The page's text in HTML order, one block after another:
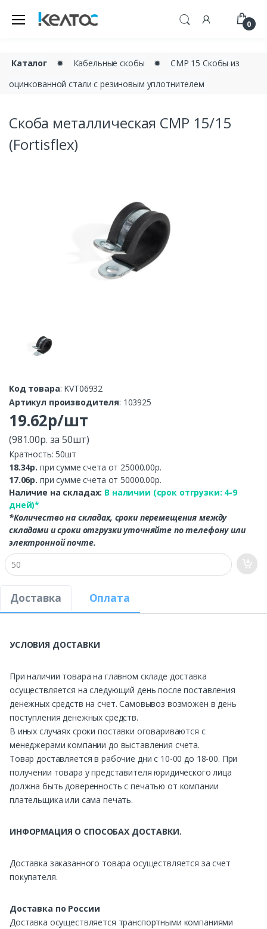
0
Каталог ✹ Кабельные скобы ✹
СМР 15 Скобы из
оцинкованной стали с резиновым уплотнителем
Скоба металлическая СМР 15/15
(Fortisflex)
Код товара: KVT06932
Артикул производителя: 103925
19.62р/шт
(981.00р. за 50шт)
Кратность: 50шт
18.34р. при сумме счета от 25000.00р.
17.06р. при сумме счета от 50000.00р.
Наличие на складах: В наличии (срок отгрузки: 4-9
дней)*
*Количество на складах, сроки перемещения между
складами и сроки отгрузки уточняйте по телефону или
электронной почте.
Доставка Оплата
УСЛОВИЯ ДОСТАВКИ
При наличии товара на главном складе доставка
осуществляется на следующий день после поставления
денежных средств на счет. Самовывоз возможен в день
поступления денежных средств.
В иных случаях сроки поставки оговариваются с
менеджерами компании до выставления счета.
Товар доставляется в рабочие дни с 10-00 до 18-00. При
получении товара у представителя юридического лица
должна быть доверенность с печатью от компании
плательщика или сама печать.
ИНФОРМАЦИЯ О СПОСОБАХ ДОСТАВКИ.
Доставка заказанного товара осуществляется за счет
покупателя.
Доставка по России
Доставка осуществляется транспортными компаниями